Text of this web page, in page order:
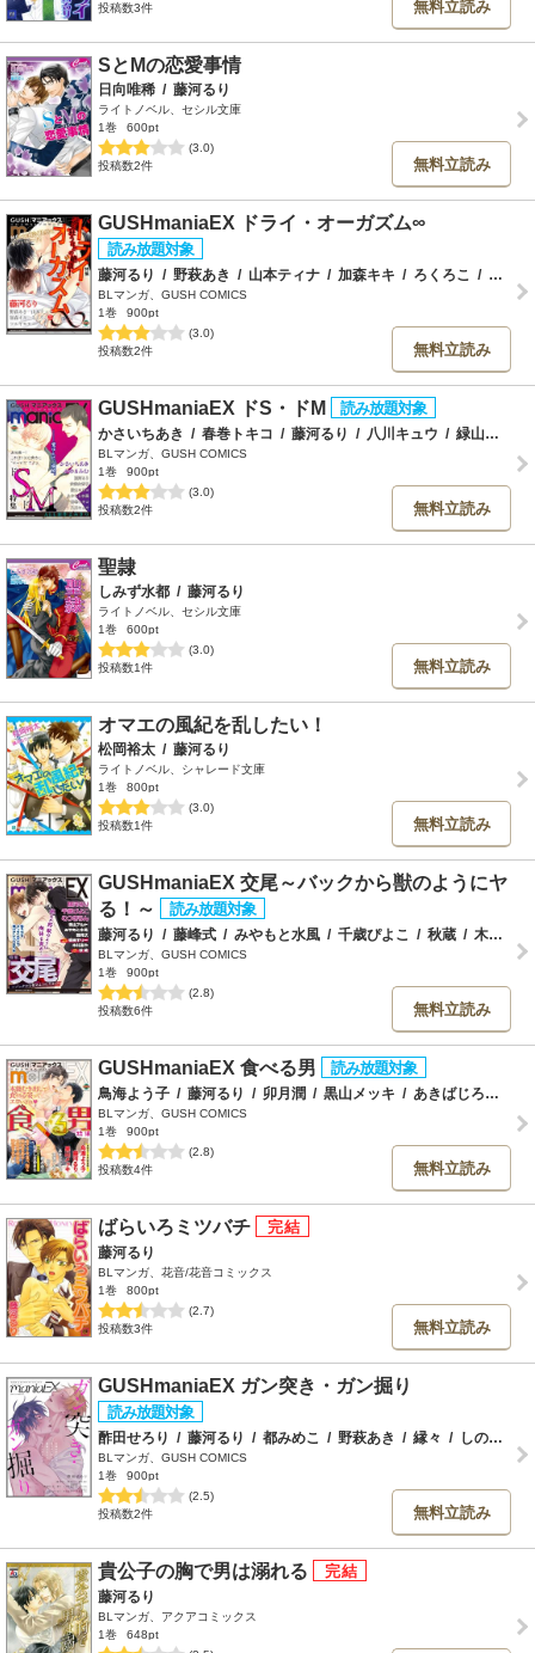
投稿数3件 無料立読み
SとMの恋愛事情
日向唯稀 / 藤河るり
ライトノベル、セシル文庫
1巻
600pt
(3.0)
投稿数2件
無料立読み
GUSHmaniaEX ドライ・オーガズム∞
藤河るり / 野萩あき / 山本ティナ / 加森キキ / ろくろこ /
BLマンガ、GUSH COMICS
1巻
900pt
(3.0)
投稿数2件
無料立読み
GUSHmaniaEX ドS・ドM
かさいちあき / 春巻トキコ / 藤河るり / 八川キュウ / 緑山ヨウコ
BLマンガ、GUSH COMICS
1巻
900pt
(3.0)
投稿数2件
無料立読み
聖隷
しみず水都 / 藤河るり
ライトノベル、セシル文庫
1巻
600pt
(3.0)
投稿数1件
無料立読み
オマエの風紀を乱したい！
松岡裕太 / 藤河るり
ライトノベル、シャレード文庫
1巻
800pt
(3.0)
投稿数1件
無料立読み
GUSHmaniaEX 交尾～バックから獣のようにヤ
る！～
藤河るり / 藤峰式 / みやもと水風 / 千歳ぴよこ / 秋蔵 / 木村あや
BLマンガ、GUSH COMICS
1巻
900pt
(2.8)
投稿数6件
無料立読み
GUSHmaniaEX 食べる男
鳥海よう子 / 藤河るり / 卯月潤 / 黒山メッキ / あきばじろぉ
BLマンガ、GUSH COMICS
1巻
900pt
(2.8)
投稿数4件
無料立読み
ばらいろミツバチ
藤河るり
BLマンガ、花音/花音コミックス
1巻
800pt
(2.7)
投稿数3件
無料立読み
GUSHmaniaEX ガン突き・ガン掘り
酢田せろり / 藤河るり / 都みめこ / 野萩あき / 縁々 / しののめのよこ
BLマンガ、GUSH COMICS
1巻
900pt
(2.5)
投稿数2件
無料立読み
貴公子の胸で男は溺れる
藤河るり
BLマンガ、アクアコミックス
1巻
648pt